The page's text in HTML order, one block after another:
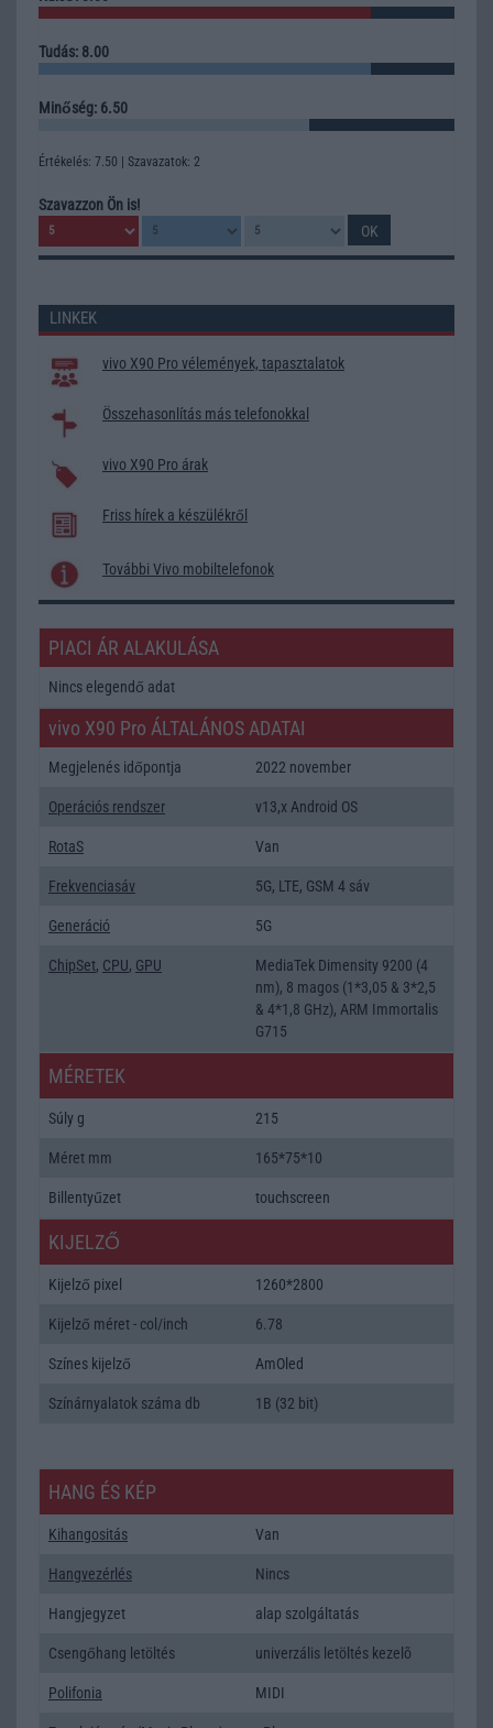
Tudás: 8.00
Minőség: 6.50
Értékelés: 7.50 | Szavazatok: 2
Szavazzon Ön is!
LINKEK
vivo X90 Pro vélemények, tapasztalatok
Összehasonlítás más telefonokkal
vivo X90 Pro árak
Friss hírek a készülékről
További Vivo mobiltelefonok
PIACI ÁR ALAKULÁSA
Nincs elegendő adat
vivo X90 Pro ÁLTALÁNOS ADATAI
Megjelenés időpontja 2022 november
Operációs rendszer v13,x Android OS
RotaS Van
Frekvenciasáv 5G, LTE, GSM 4 sáv
Generáció 5G
ChipSet, CPU, GPU
MediaTek Dimensity 9200 (4
nm), 8 magos (1*3,05 & 3*2,5
& 4*1,8 GHz), ARM Immortalis
G715
MÉRETEK
Súly g 215
Méret mm 165*75*10
Billentyűzet touchscreen
KIJELZŐ
Kijelző pixel 1260*2800
Kijelző méret - col/inch 6.78
Színes kijelző AmOled
Színárnyalatok száma db 1B (32 bit)
HANG ÉS KÉP
Kihangositás Van
Hangvezérlés Nincs
Hangjegyzet alap szolgáltatás
Csengőhang letöltés univerzális letöltés kezelõ
Polifonia MIDI